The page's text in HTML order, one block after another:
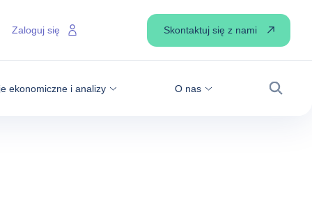
ekonomiczne i analizy O nas
Zaloguj się Skontaktuj się z nami